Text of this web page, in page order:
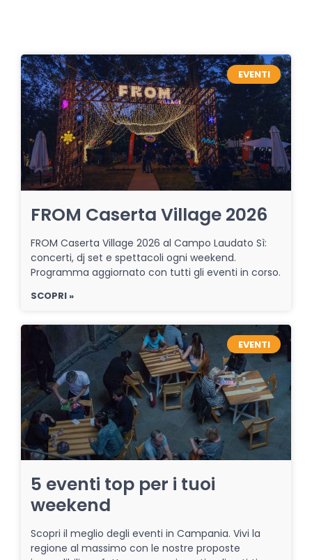
EVENTI
FROM Caserta Village 2026
FROM Caserta Village 2026 al Campo Laudato Sì:
concerti, dj set e spettacoli ogni weekend.
Programma aggiornato con tutti gli eventi in corso.
SCOPRI »
EVENTI
5 eventi top per i tuoi
weekend
Scopri il meglio degli eventi in Campania. Vivi la
regione al massimo con le nostre proposte